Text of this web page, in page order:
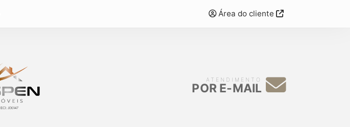
Área do cliente
ATENDIMENTO
POR E-MAIL